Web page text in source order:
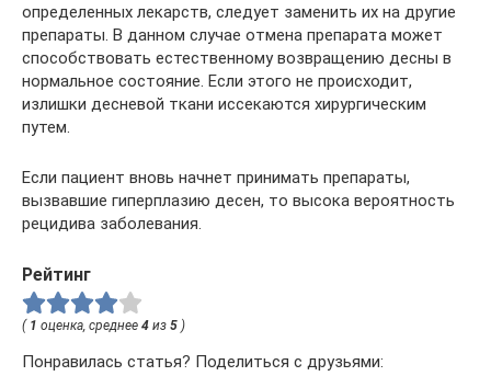
определенных лекарств, следует заменить их на другие
препараты. В данном случае отмена препарата может
способствовать естественному возвращению десны в
нормальное состояние. Если этого не происходит,
излишки десневой ткани иссекаются хирургическим
путем.
Если пациент вновь начнет принимать препараты,
вызвавшие гиперплазию десен, то высока вероятность
рецидива заболевания.
Рейтинг
( 1 оценка, среднее 4 из 5 )
Понравилась статья? Поделиться с друзьями: